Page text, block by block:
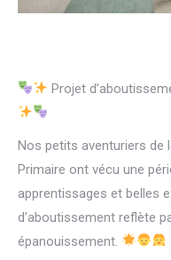
Projet
Nos petits aventuriers de
Primaire ont vécu une
apprentissages et belles
d’aboutissement reflète
épanouissement.